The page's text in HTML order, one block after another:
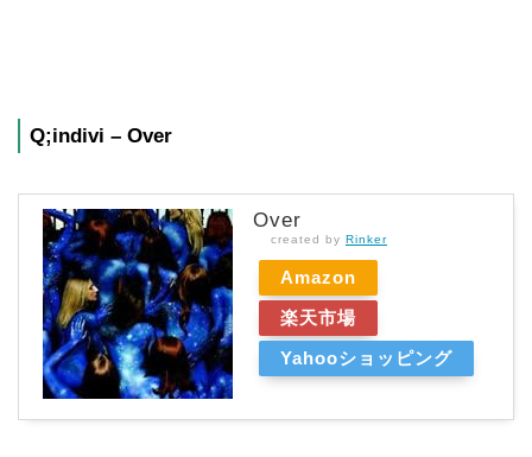
Q;indivi – Over
Over
created by Rinker
Amazon
楽天市場
Yahooショッピング